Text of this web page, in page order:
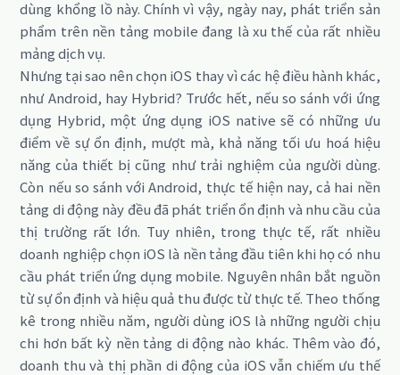
dùng khổng lồ này. Chính vì vậy, ngày nay, phát triển sản
phẩm trên nền tảng mobile đang là xu thế của rất nhiều
mảng dịch vụ.
Nhưng tại sao nên chọn iOS thay vì các hệ điều hành khác,
như Android, hay Hybrid? Trước hết, nếu so sánh với ứng
dụng Hybrid, một ứng dụng iOS native sẽ có những ưu
điểm về sự ổn định, mượt mà, khả năng tối ưu hoá hiệu
năng của thiết bị cũng như trải nghiệm của người dùng.
Còn nếu so sánh với Android, thực tế hiện nay, cả hai nền
tảng di động này đều đã phát triển ổn định và nhu cầu của
thị trường rất lớn. Tuy nhiên, trong thực tế, rất nhiều
doanh nghiệp chọn iOS là nền tảng đầu tiên khi họ có nhu
cầu phát triển ứng dụng mobile. Nguyên nhân bắt nguồn
từ sự ổn định và hiệu quả thu được từ thực tế. Theo thống
kê trong nhiều năm, người dùng iOS là những người chịu
chi hơn bất kỳ nền tảng di động nào khác. Thêm vào đó,
doanh thu và thị phần di động của iOS vẫn chiếm ưu thế